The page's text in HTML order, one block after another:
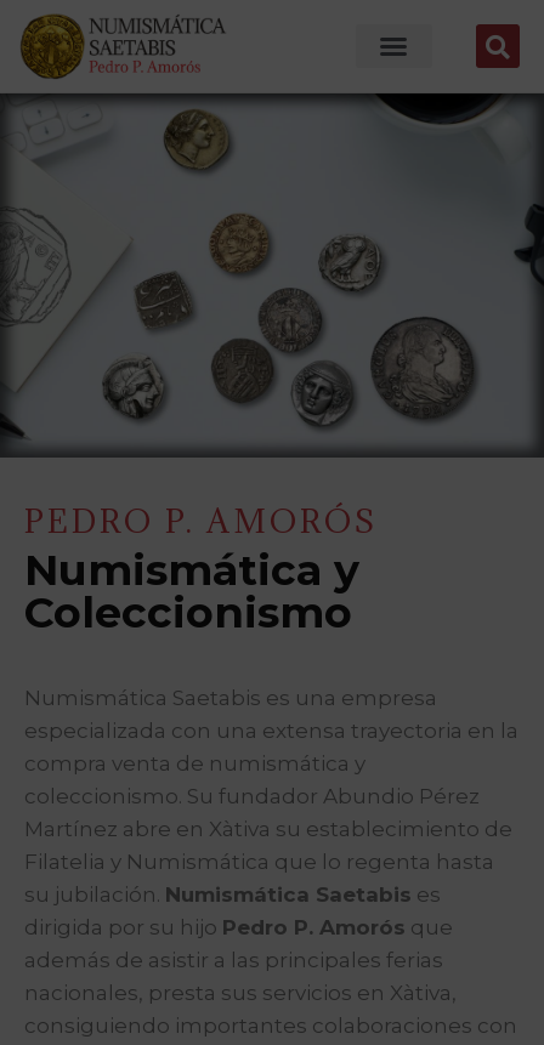
PEDRO P. AMORÓS
Numismática y
Coleccionismo
Numismática Saetabis es una empresa
especializada con una extensa trayectoria en la
compra venta de numismática y
coleccionismo. Su fundador Abundio Pérez
Martínez abre en Xàtiva su establecimiento de
Filatelia y Numismática que lo regenta hasta
su jubilación. Numismática Saetabis es
dirigida por su hijo Pedro P. Amorós que
además de asistir a las principales ferias
nacionales, presta sus servicios en Xàtiva,
consiguiendo importantes colaboraciones con